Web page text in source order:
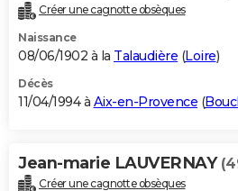
Créer une cagnotte obsèques
Naissance
08/06/1902 à la Talaudière (Loire)
Décès
11/04/1994 à Aix-en-Provence (
Jean-marie LAUVERNAY
Créer une cagnotte obsèques